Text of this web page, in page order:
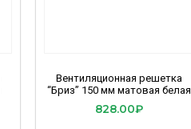
Вентиляционная решетка
“Бриз” 150 мм матовая белая
828.00₽